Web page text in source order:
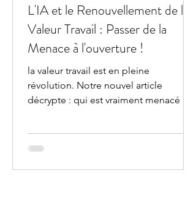
L'IA et le Renouvellement de la
Valeur Travail : Passer de la
Menace à l'ouverture !
la valeur travail est en pleine
révolution. Notre nouvel article
décrypte : qui est vraiment menacé